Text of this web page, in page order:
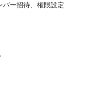
ー招待、権限設定